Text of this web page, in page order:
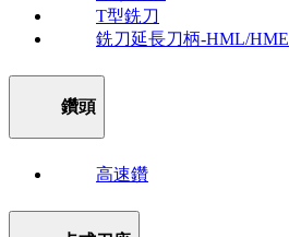
T型銑刀
銑刀延長刀柄-HML/HME
鑽頭
高速鑽